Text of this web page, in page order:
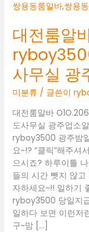
대전룸알
사무실 광
미분류 / 글쓴이
대전룸알바
도사무실 광주업소
ryboy3500 광주밤
요~!? “클릭”해주셔
으시죠? 하루이틀
들의 시간 뺏지 않
자하세요~!! 일하기
ryboy3500 당일지
일하다 보면 이런저
구~맘 […]